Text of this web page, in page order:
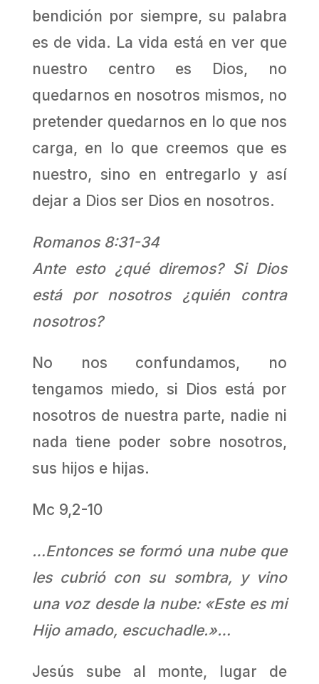
bendición por siempre, su palabra
es de vida. La vida está en ver que
nuestro centro es Dios, no
quedarnos en nosotros mismos, no
pretender quedarnos en lo que nos
carga, en lo que creemos que es
nuestro, sino en entregarlo y así
dejar a Dios ser Dios en nosotros.
Romanos 8:31-34
Ante esto ¿qué diremos? Si Dios
está por nosotros ¿quién contra
nosotros?
No nos confundamos, no
tengamos miedo, si Dios está por
nosotros de nuestra parte, nadie ni
nada tiene poder sobre nosotros,
sus hijos e hijas.
Mc 9,2-10
…Entonces se formó una nube que
les cubrió con su sombra, y vino
una voz desde la nube: «Este es mi
Hijo amado, escuchadle.»…
Jesús sube al monte, lugar de